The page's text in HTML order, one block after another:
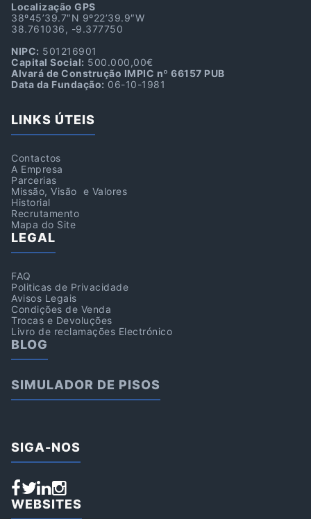
Localização GPS
38º45’39.7″N 9º22’39.9″W
38.761036, -9.377750
NIPC: 501216901
Capital Social: 500.000,00€
Alvará de Construção IMPIC nº 66157 PUB
Data da Fundação: 06-10-1981
LINKS ÚTEIS
Contactos
A Empresa
Parcerias
Missão, Visão e Valores
Historial
Recrutamento
Mapa do Site
LEGAL
FAQ
Politicas de Privacidade
Avisos Legais
Condições de Venda
Trocas e Devoluções
Livro de reclamações Electrónico
BLOG
SIMULADOR DE PISOS
SIGA-NOS
WEBSITES